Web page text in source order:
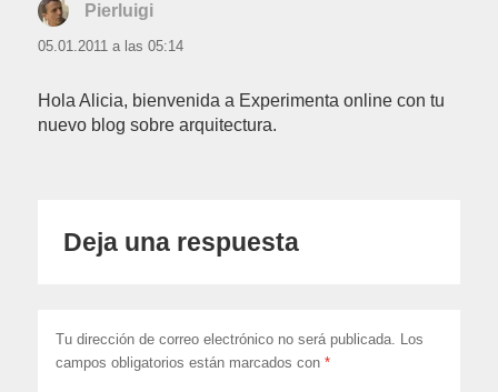
Pierluigi
05.01.2011 a las 05:14
Hola Alicia, bienvenida a Experimenta online con tu
nuevo blog sobre arquitectura.
Deja una respuesta
Tu dirección de correo electrónico no será publicada. Los
campos obligatorios están marcados con*